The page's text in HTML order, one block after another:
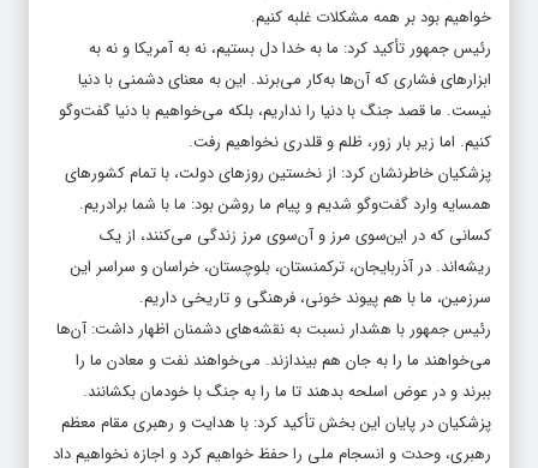
خواهیم بود بر همه مشکلات غلبه کنیم.
رئیس جمهور تأکید کرد: ما به خدا دل بستیم، نه به آمریکا و نه به
ابزارهای فشاری که آن‌ها به‌کار می‌برند. این به معنای دشمنی با دنیا
نیست. ما قصد جنگ با دنیا را نداریم، بلکه می‌خواهیم با دنیا گفت‌وگو
کنیم. اما زیر بار زور، ظلم و قلدری نخواهیم رفت.
پزشکیان خاطرنشان کرد: از نخستین روزهای دولت، با تمام کشورهای
همسایه وارد گفت‌وگو شدیم و پیام ما روشن بود: ما با شما برادریم.
کسانی که در این‌سوی مرز و آن‌سوی مرز زندگی می‌کنند، از یک
ریشه‌اند. در آذربایجان، ترکمنستان، بلوچستان، خراسان و سراسر این
سرزمین، ما با هم پیوند خونی، فرهنگی و تاریخی داریم.
رئیس جمهور با هشدار نسبت به نقشه‌های دشمنان اظهار داشت: آن‌ها
می‌خواهند ما را به جان هم بیندازند. می‌خواهند نفت و معادن ما را
ببرند و در عوض اسلحه بدهند تا ما را به جنگ با خودمان بکشانند.
پزشکیان در پایان این بخش تأکید کرد: با هدایت و رهبری مقام معظم
رهبری، وحدت و انسجام ملی را حفظ خواهیم کرد و اجازه نخواهیم داد